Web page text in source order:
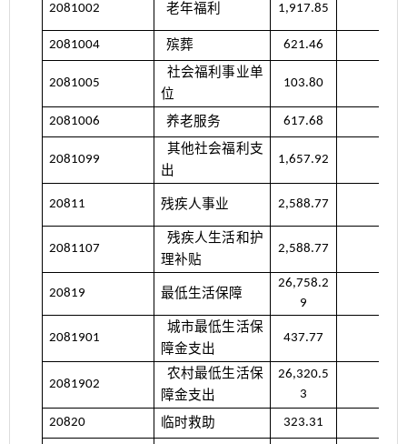
2081002 老年福利 1,917.85
2081004 殡葬 621.46
2081005
社会福利事业单
位
103.80
2081006 养老服务 617.68
2081099
其他社会福利支
出
1,657.92
20811 残疾人事业 2,588.77
2081107
残疾人生活和护
理补贴
2,588.77
20819 最低生活保障
26,758.2
9
2081901
城市最低生活保
障金支出
437.77
2081902
农村最低生活保
障金支出
26,320.5
3
20820 临时救助 323.31